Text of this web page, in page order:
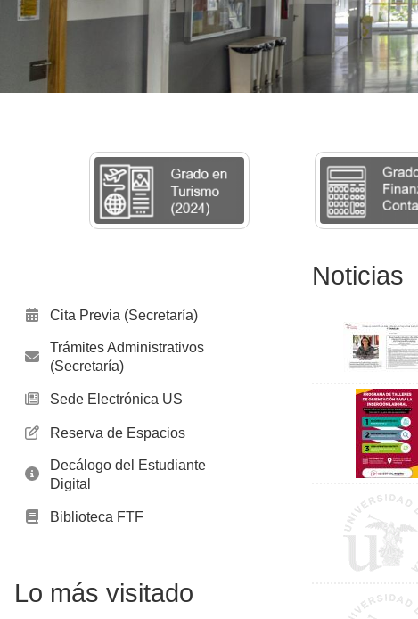
Noticias
Cita Previa (Secretaría)
Trámites Administrativos
(Secretaría)
Sede Electrónica US
Reserva de Espacios
Decálogo del Estudiante
Digital
Biblioteca FTF
Lo más visitado